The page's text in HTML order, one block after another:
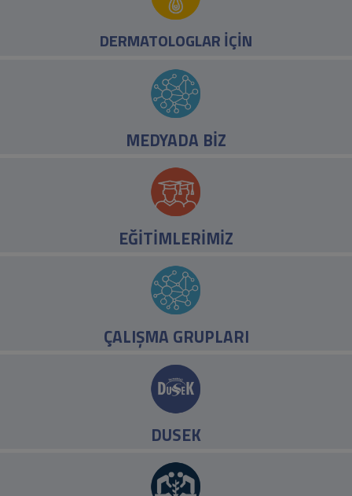
DERMATOLOGLAR İÇİN
MEDYADA BİZ
EĞİTİMLERİMİZ
ÇALIŞMA GRUPLARI
DUSEK